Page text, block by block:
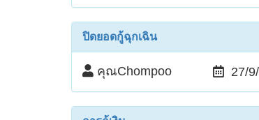
ปิดยอดกู้ฉุกเฉิน
คุณChompoo 27/